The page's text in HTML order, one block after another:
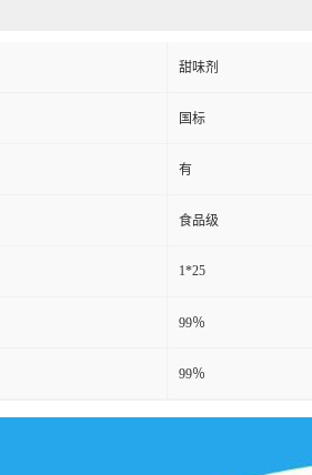
甜味剂
国标
有
食品级
1*25
99％
99％